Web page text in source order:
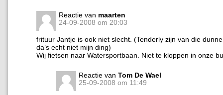
Reactie van maarten
24-09-2008 om 20:03
frituur Jantje is ook niet slecht. (Tenderly zijn van die
da’s echt niet mijn ding)
Wij fietsen naar Watersportbaan. Niet te kloppen in onze
Reactie van Tom De Wael
25-09-2008 om 11:49